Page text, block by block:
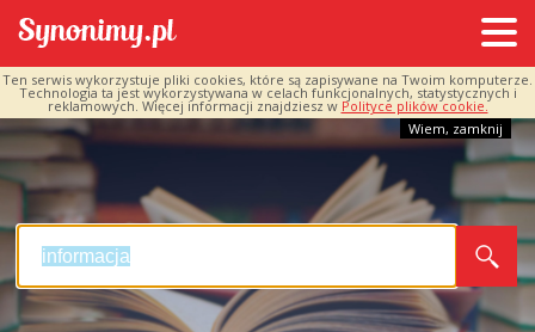
Ten serwis wykorzystuje pliki cookies, które są zapisywane na Twoim komputerze.
Technologia ta jest wykorzystywana w celach funkcjonalnych, statystycznych i
reklamowych. Więcej informacji znajdziesz w Polityce plików cookie.
Wiem, zamknij